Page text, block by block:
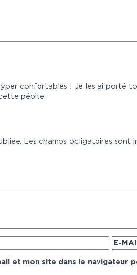
confortables ! Je les ai porté
pépite.
Les champs obligatoires sont
et mon site dans le navigateur